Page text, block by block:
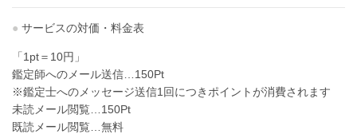
● サービスの対価・料金表
「1pt＝10円」
鑑定師へのメール送信…150Pt
※鑑定士へのメッセージ送信1回につきポイントが消費されます
未読メール閲覧…150Pt
既読メール閲覧…無料